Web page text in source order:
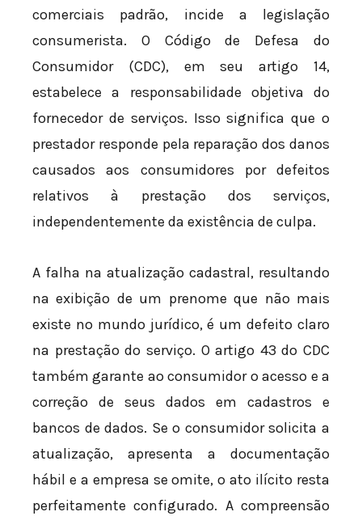
comerciais padrão, incide a legislação
consumerista. O Código de Defesa do
Consumidor (CDC), em seu artigo 14,
estabelece a responsabilidade objetiva do
fornecedor de serviços. Isso significa que o
prestador responde pela reparação dos danos
causados aos consumidores por defeitos
relativos à prestação dos serviços,
independentemente da existência de culpa.
A falha na atualização cadastral, resultando
na exibição de um prenome que não mais
existe no mundo jurídico, é um defeito claro
na prestação do serviço. O artigo 43 do CDC
também garante ao consumidor o acesso e a
correção de seus dados em cadastros e
bancos de dados. Se o consumidor solicita a
atualização, apresenta a documentação
hábil e a empresa se omite, o ato ilícito resta
perfeitamente configurado. A compreensão